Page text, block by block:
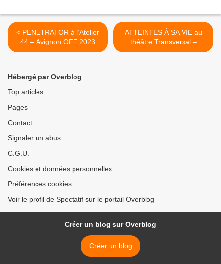
< PENETRATOR à l’Atelier
44 – Avignon OFF 2023
ATTEINTES À SA VIE au
théâtre Transversal –
Avignon OFF 2023 >
Hébergé par Overblog
Top articles
Pages
Contact
Signaler un abus
C.G.U.
Cookies et données personnelles
Préférences cookies
Voir le profil de Spectatif sur le portail Overblog
Créer un blog sur Overblog
Créer un blog